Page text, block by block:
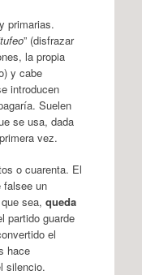
primarias.
” (disfrazar
la propia
y cabe
introducen
Suelen
se usa, dada
vez.
o cuarenta. El
falsee un
sea, queda
partido guarde
el
hace
silencio.